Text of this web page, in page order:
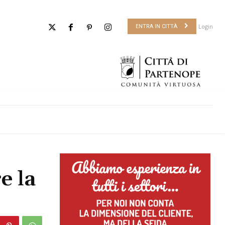
ENTRA IN CITTÀ Login
la